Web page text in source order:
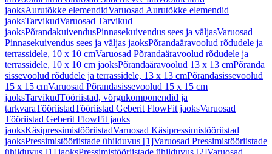
jaoksAurutõkke elemendidVaruosad Aurutõkke elemendid
jaoksTarvikudVaruosad Tarvikud
jaoksPõrandakuivendusPinnasekuivendus sees ja väljasVaruosad
Pinnasekuivendus sees ja väljas jaoksPõrandaäravoolud rõdudele ja
terrassidele, 10 x 10 cmVaruosad Põrandaäravoolud rõdudele ja
terrassidele, 10 x 10 cm jaoksPõrandaäravoolud 13 x 13 cmPõranda
sissevoolud rõdudele ja terrassidele, 13 x 13 cmPõrandasissevoolud
15 x 15 cmVaruosad Põrandasissevoolud 15 x 15 cm
jaoksTarvikudTööriistad, võrgukomponendid ja
tarkvaraTööriistadTööriistad Geberit FlowFit jaoksVaruosad
Tööriistad Geberit FlowFit jaoks
jaoksKäsipressimistööriistadVaruosad Käsipressimistööriistad
jaoksPressimistööriistade ühilduvus [1]Varuosad Pressimistööriistade
ühilduvus [1] jaoksPressimistööriistade ühilduvus [2]Varuosad